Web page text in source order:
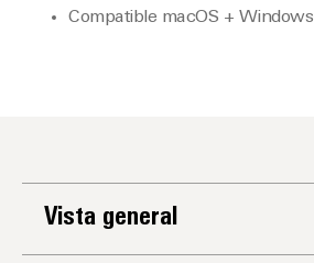
Compatible macOS + Windows
Vista general